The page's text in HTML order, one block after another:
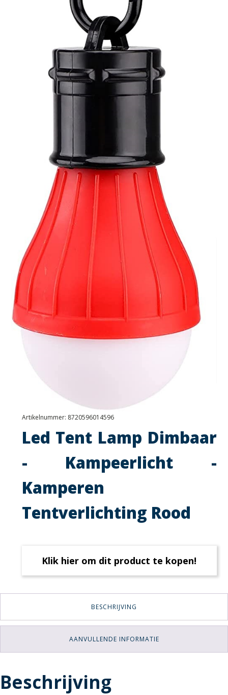
Artikelnummer: 8720596014596
Led Tent Lamp Dimbaar
- Kampeerlicht -
Kamperen
Tentverlichting Rood
Klik hier om dit product te kopen!
BESCHRIJVING
AANVULLENDE INFORMATIE
Beschrijving